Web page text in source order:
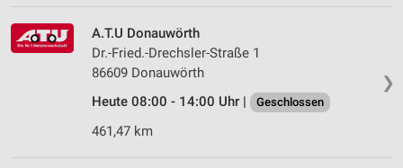
❯
A.T.U Donauwörth
Dr.-Fried.-Drechsler-Straße 1
86609 Donauwörth
Heute 08:00 - 14:00 Uhr |
Geschlossen
461,47 km